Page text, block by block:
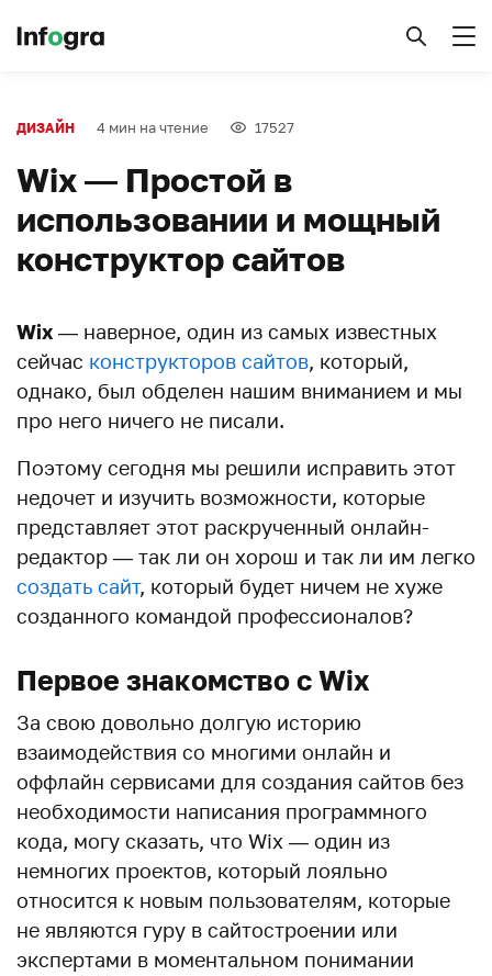
ДИЗАЙН 4 мин на чтение 17527
Wix — Простой в
использовании и мощный
конструктор сайтов
Wix — наверное, один из самых известных
сейчас конструкторов сайтов, который,
однако, был обделен нашим вниманием и мы
про него ничего не писали.
Поэтому сегодня мы решили исправить этот
недочет и изучить возможности, которые
представляет этот раскрученный онлайн-
редактор — так ли он хорош и так ли им легко
создать сайт, который будет ничем не хуже
созданного командой профессионалов?
Первое знакомство с Wix
За свою довольно долгую историю
взаимодействия со многими онлайн и
оффлайн сервисами для создания сайтов без
необходимости написания программного
кода, могу сказать, что Wix — один из
немногих проектов, который лояльно
относится к новым пользователям, которые
не являются гуру в сайтостроении или
экспертами в моментальном понимании